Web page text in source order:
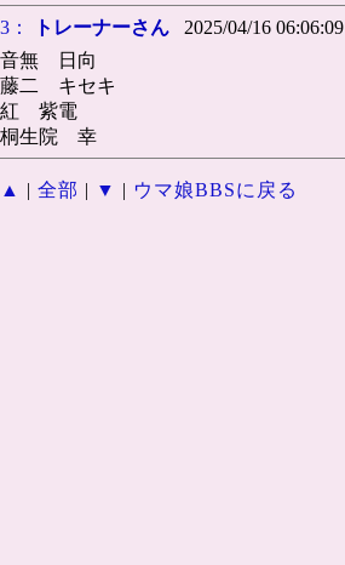
3： トレーナーさん 2025/04/16 06:06:09
音無 日向
藤二 キセキ
紅 紫電
桐生院 幸
▲ | 全部 | ▼ | ウマ娘BBSに戻る